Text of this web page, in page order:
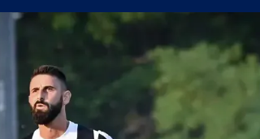
обяви най-скъпия трансфер в историята си